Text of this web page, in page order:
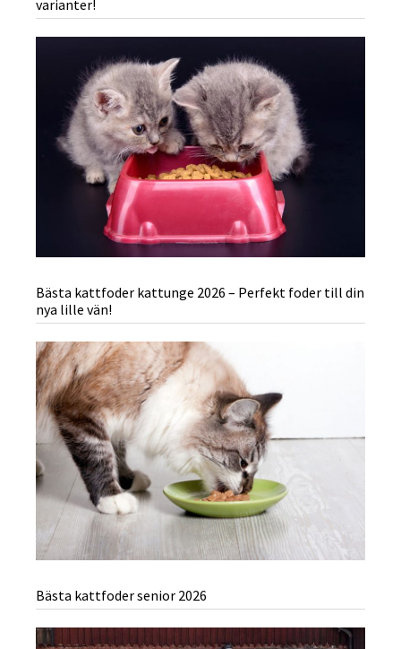
varianter!
Bästa kattfoder kattunge 2026 – Perfekt foder till din
nya lille vän!
Bästa kattfoder senior 2026